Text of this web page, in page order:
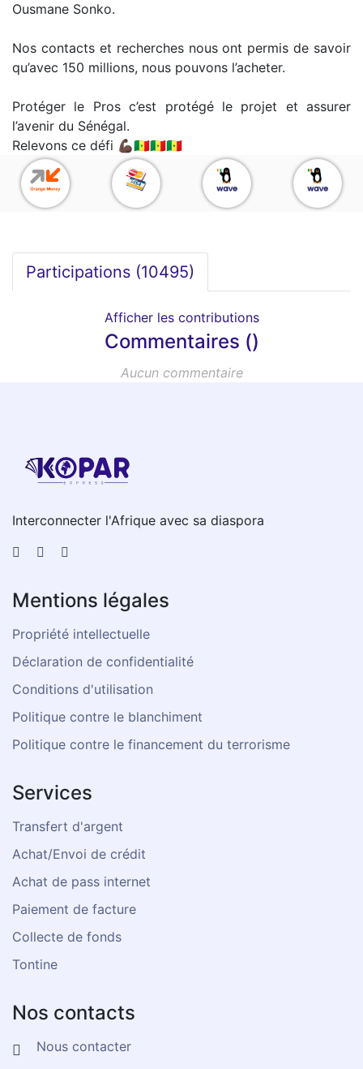
Ousmane Sonko.
Nos contacts et recherches nous ont permis de savoir
qu’avec 150 millions, nous pouvons l’acheter.
Protéger le Pros c’est protégé le projet et assurer
l’avenir du Sénégal.
Relevons ce défi 💪🏿🇸🇳🇸🇳🇸🇳
Participations (10495)
Afficher les contributions
Commentaires ()
Aucun commentaire
Interconnecter l'Afrique avec sa diaspora
Mentions légales
Propriété intellectuelle
Déclaration de confidentialité
Conditions d'utilisation
Politique contre le blanchiment
Politique contre le financement du terrorisme
Services
Transfert d'argent
Achat/Envoi de crédit
Achat de pass internet
Paiement de facture
Collecte de fonds
Tontine
Nos contacts
Nous contacter